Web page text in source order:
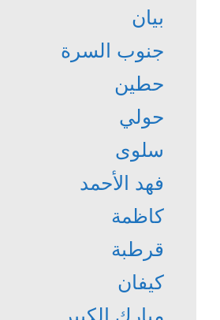
بيان
جنوب السرة
حطين
حولي
سلوى
فهد الأحمد
كاظمة
قرطبة
كيفان
مبارك الكبير